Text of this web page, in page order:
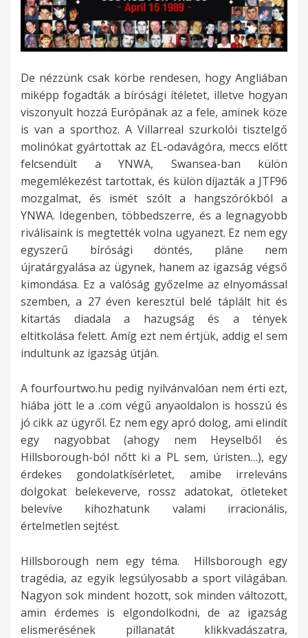
De nézzünk csak körbe rendesen, hogy Angliában
miképp fogadták a bírósági ítéletet, illetve hogyan
viszonyult hozzá Európának az a fele, aminek köze
is van a sporthoz. A Villarreal szurkolói tisztelgő
molinókat gyártottak az EL-odavágóra, meccs előtt
felcsendült a YNWA, Swansea-ban külön
megemlékezést tartottak, és külön díjazták a JTF96
mozgalmat, és ismét szólt a hangszórókból a
YNWA. Idegenben, többedszerre, és a legnagyobb
riválisaink is megtették volna ugyanezt. Ez nem egy
egyszerű bírósági döntés, pláne nem
újratárgyalása az ügynek, hanem az igazság végső
kimondása. Ez a valóság győzelme az elnyomással
szemben, a 27 éven keresztül belé táplált hit és
kitartás diadala a hazugság és a tények
eltitkolása felett. Amíg ezt nem értjük, addig el sem
indultunk az igazság útján.
A fourfourtwo.hu pedig nyilvánvalóan nem érti ezt,
hiába jött le a .com végű anyaoldalon is hosszú és
jó cikk az ügyről. Ez nem egy apró dolog, ami elindít
egy nagyobbat (ahogy nem Heyselből és
Hillsborough-ból nőtt ki a PL sem, úristen…), egy
érdekes gondolatkísérletet, amibe irreleváns
dolgokat belekeverve, rossz adatokat, ötleteket
belevíve kihozhatunk valami irracionális,
értelmetlen sejtést.
Hillsborough nem egy téma. Hillsborough egy
tragédia, az egyik legsúlyosabb a sport világában.
Nagyon sok mindent hozott, sok minden változott,
amin érdemes is elgondolkodni, de az igazság
elismerésének pillanatát klikkvadászatra,